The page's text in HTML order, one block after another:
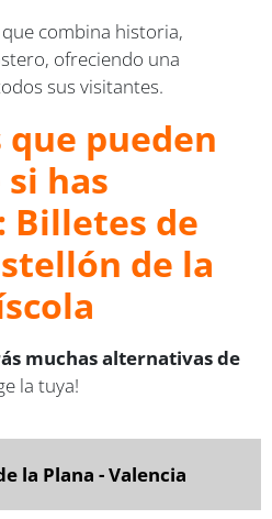
combina historia,
ofreciendo una
sus visitantes.
pueden
has
Billetes de
de la
muchas alternativas de
la tuya!
la Plana - Valencia